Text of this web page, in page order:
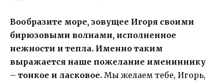
Вообразите море, зовущее Игоря своими
бирюзовыми волнами, исполненное
нежности и тепла. Именно таким
выражается наше пожелание имениннику
– тонкое и ласковое. Мы желаем тебе, Игорь,